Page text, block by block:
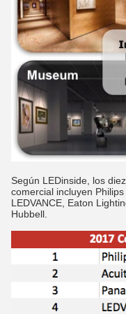
Según LEDinside, los
comercial incluyen
LEDVANCE, Eaton
Hubbell.